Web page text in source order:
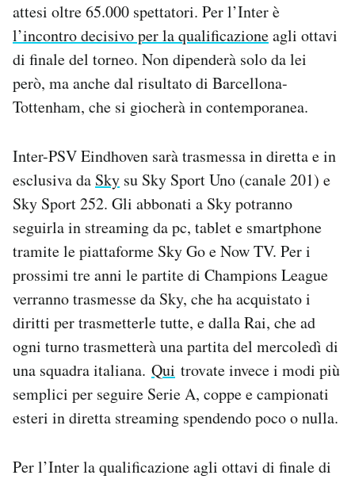
AREA PERSONALE
Area Personale
Notifiche mobile
Regala il Post
Esci
attesi oltre 65.000 spettatori. Per l’Inter è
l’incontro decisivo per la qualificazioneagli ottavi
di finale del torneo. Non dipenderà solo da lei
però, ma anche dal risultato di Barcellona-
Tottenham, che si giocherà in contemporanea.
Inter-PSV Eindhoven sarà trasmessa in diretta e in
esclusiva da Sky su Sky Sport Uno (canale 201) e
Sky Sport 252. Gli abbonati a Sky potranno
seguirla in streaming da pc, tablet e smartphone
tramite le piattaforme Sky Go e Now TV. Per i
prossimi tre anni le partite di Champions League
verranno trasmesse da Sky, che ha acquistato i
diritti per trasmetterle tutte, e dalla Rai, che ad
ogni turno trasmetterà una partita del mercoledì di
una squadra italiana. Qui trovate invece i modi più
semplici per seguire Serie A, coppe e campionati
esteri in diretta streaming spendendo poco o nulla.
Per l’Inter la qualificazione agli ottavi di finale di